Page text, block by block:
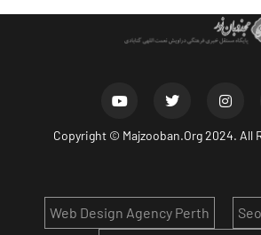
Copyright © Majzooban.Org2024. All
Web Design Agency Perth